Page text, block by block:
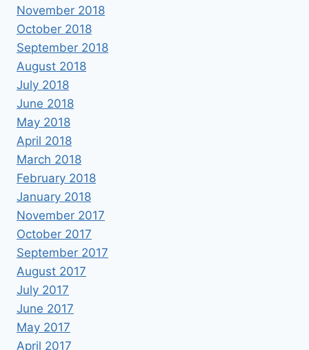
November 2018
October 2018
September 2018
August 2018
July 2018
June 2018
May 2018
April 2018
March 2018
February 2018
January 2018
November 2017
October 2017
September 2017
August 2017
July 2017
June 2017
May 2017
April 2017